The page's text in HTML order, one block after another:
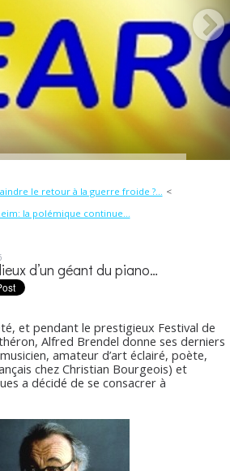
le retour à la guerre froide ?...
la polémique continue...
d’un géant du piano…
pendant le prestigieux Festival de
Alfred Brendel donne ses derniers
amateur d’art éclairé, poète,
chez Christian Bourgeois) et
a décidé de se consacrer à